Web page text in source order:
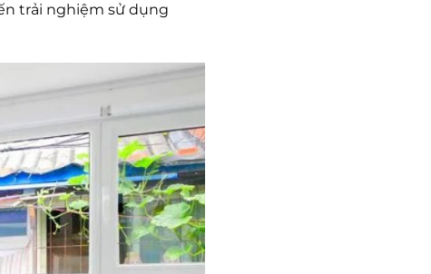
trải nghiệm sử dụng